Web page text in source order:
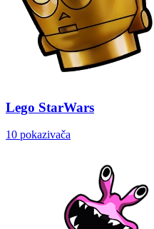
Lego StarWars
10 pokazivača